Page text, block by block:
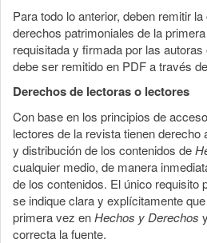
Para todo lo anterior, deben remitir
derechos patrimoniales de la
requisitada y firmada por las
debe ser remitido en PDF a través
Derechos de lectoras o lectores
Con base en los principios de
lectores de la revista tienen derecho
y distribución de los contenidos de
cualquier medio, de manera
de los contenidos. El único requisito
se indique clara y explícitamente
primera vez enHechos y Derechos
correcta la fuente.